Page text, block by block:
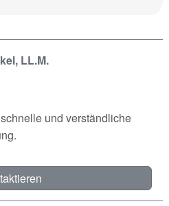
LL.M.
und verständliche